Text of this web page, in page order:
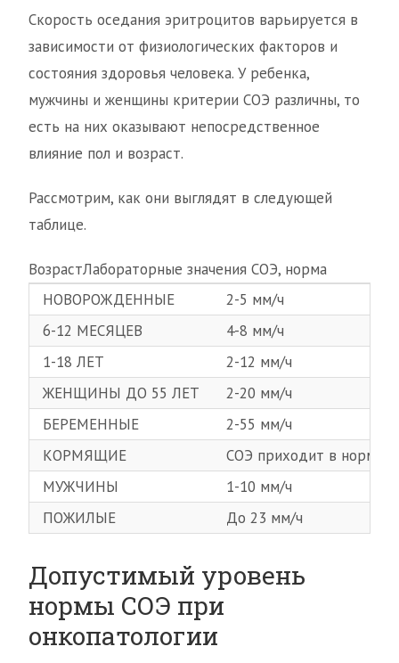
Скорость оседания эритроцитов варьируется в
зависимости от физиологических факторов и
состояния здоровья человека. У ребенка,
мужчины и женщины критерии СОЭ различны, то
есть на них оказывают непосредственное
влияние пол и возраст.
Рассмотрим, как они выглядят в следующей
таблице.
ВозрастЛабораторные значения СОЭ, норма
НОВОРОЖДЕННЫЕ
2-5 мм/ч
6-12 МЕСЯЦЕВ
4-8 мм/ч
1-18 ЛЕТ
2-12 мм/ч
ЖЕНЩИНЫ ДО 55 ЛЕТ
2-20 мм/ч
БЕРЕМЕННЫЕ
2-55 мм/ч
КОРМЯЩИЕ
СОЭ приходит в норму
МУЖЧИНЫ
1-10 мм/ч
ПОЖИЛЫЕ
До 23 мм/ч
Допустимый уровень
нормы СОЭ при
онкопатологии